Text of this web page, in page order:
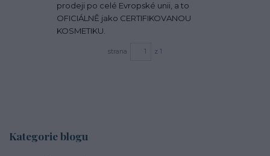
Kategorie blogu
prodeji po celé Evropské unii, a to
OFICIÁLNĚ jako CERTIFIKOVANOU
KOSMETIKU.
strana z 1